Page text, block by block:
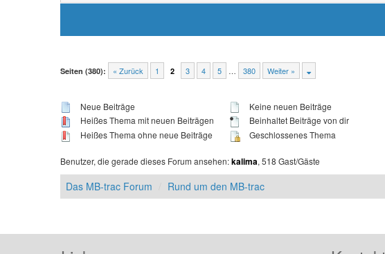
Seiten (380): « Zurück 1 2 3 4 5 … 380 Weiter »
Neue Beiträge
Heißes Thema mit neuen Beiträgen
Heißes Thema ohne neue Beiträge
Keine neuen Beiträge
Beinhaltet Beiträge von dir
Geschlossenes Thema
Benutzer, die gerade dieses Forum ansehen:kalima, 518 Gast/Gäste
Das MB-trac Forum Rund um den MB-trac